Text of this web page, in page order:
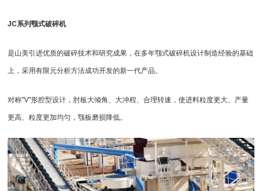
JC系列颚式破碎机
是山美引进优质的破碎技术和研究成果，在多年颚式破碎机设计制造经验的基础
上，采用有限元分析方法成功开发的新一代产品。
对称"V"形腔型设计，肘板大倾角、大冲程、合理转速，使进料粒度更大、产量
更高、粒度更加均匀，颚板磨损降低。